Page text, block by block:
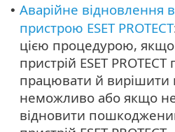
• Аварійне відновлення
пристрою ESET PROTECT
цією процедурою, якщо
пристрій ESET
працювати й вирішити
неможливо або якщо
відновити